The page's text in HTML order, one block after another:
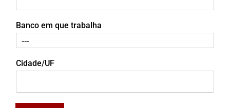
Banco em que trabalha
Cidade/UF